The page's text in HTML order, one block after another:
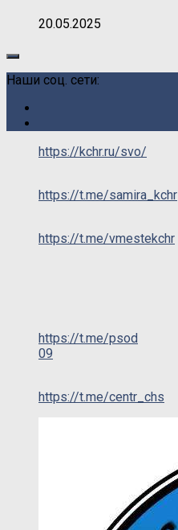
20.05.2025
Наши соц. сети:
https://kchr.ru/svo/
https://t.me/samira_kchr
https://t.me/vmestekchr
https://t.me/psod
09
https://t.me/centr_chs